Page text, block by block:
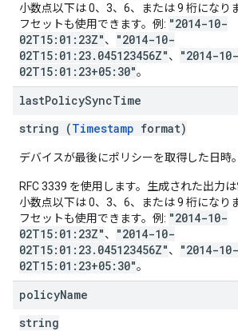
小数点以下は 0、3、6、または 9 桁になり
フセットも使用できます。例: "2014-10-
02T15:01:23Z"、
"2014-10-
02T15:01:23.045123456Z"、
"2014-10-
02T15:01:23+05:30"。
lastPolicySyncTime
string (Timestamp format)
デバイスが最後にポリシーを取得した日時。
RFC 3339 を使用します。生成された出力は
小数点以下は 0、3、6、または 9 桁になり
フセットも使用できます。例: "2014-10-
02T15:01:23Z"、
"2014-10-
02T15:01:23.045123456Z"、
"2014-10-
02T15:01:23+05:30"。
policyName
string